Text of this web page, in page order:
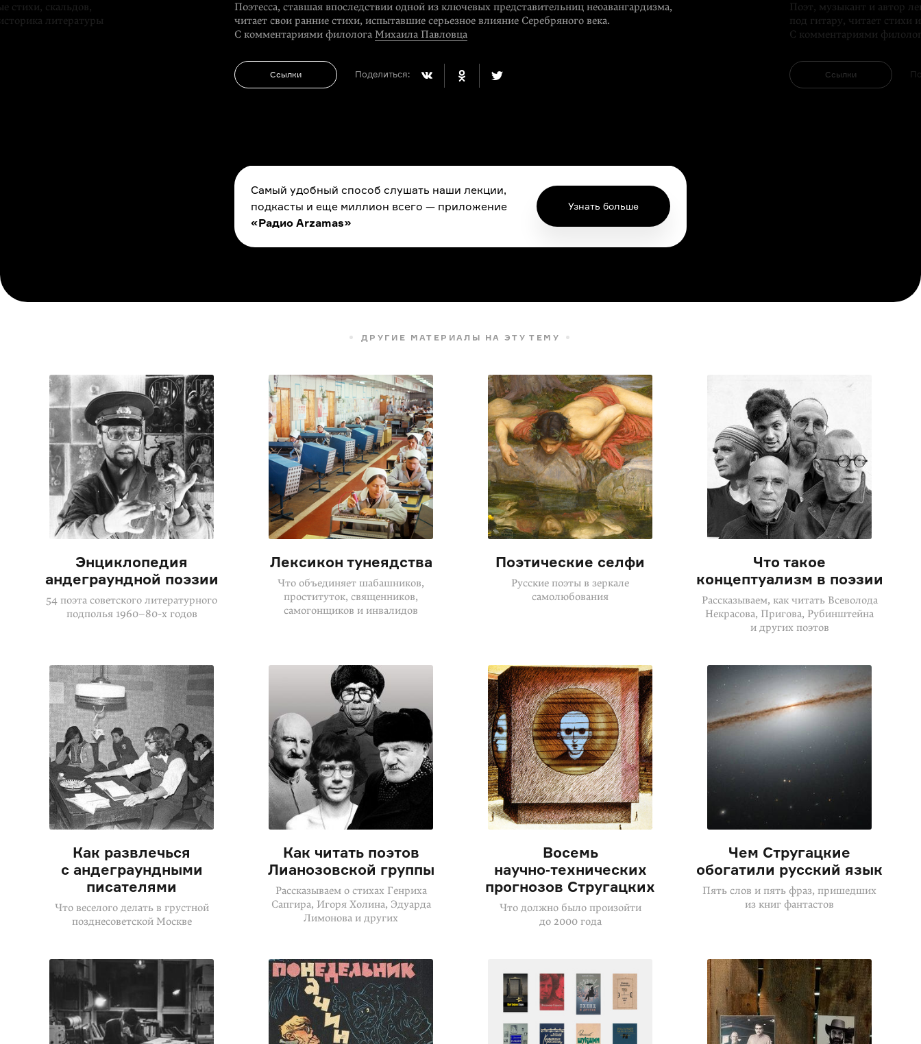
стихи, скальдов,
литературы
Поэтесса, ставшая впоследствии одной из ключевых представительниц неоавангардизма,
читает свои ранние стихи, испытавшие серьезное влияние Серебряного века.
С комментариями филолога Михаила Павловца
Ссылки Поделиться:
Поэт, музыкант и автор
под гитару, читает стихи
С комментариями
Ссылки
Самый удобный способ слушать наши лекции,
подкасты и еще миллион всего — приложение
«Радио Arzamas»
Узнать больше
ДРУГИЕ МАТЕРИАЛЫ НА ЭТУ ТЕМУ
Энциклопедия
андеграундной поэзии
54 поэта советского литературного
подполья 1960–80-х годов
Лексикон тунеядства
Что объединяет шабашников,
проституток, священников,
самогонщиков и инвалидов
Поэтические селфи
Русские поэты в зеркале
самолюбования
Что такое
концептуализм в поэзии
Рассказываем, как читать Всеволода
Некрасова, Пригова, Рубинштейна
и других поэтов
Как развлечься
с андеграундными
писателями
Что веселого делать в грустной
позднесоветской Москве
Как читать поэтов
Лианозовской группы
Рассказываем о стихах Генриха
Сапгира, Игоря Холина, Эдуарда
Лимонова и других
Восемь
научно‑технических
прогнозов Стругацких
Что должно было произойти
до 2000 года
Чем Стругацкие
обогатили русский язык
Пять слов и пять фраз, пришедших
из книг фантастов